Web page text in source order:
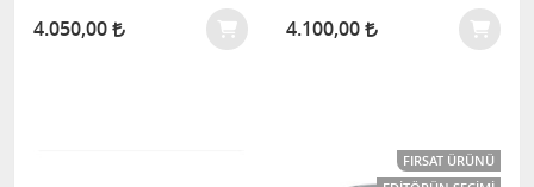
4.050,00 4.100,00
FIRSAT ÜRÜNÜ